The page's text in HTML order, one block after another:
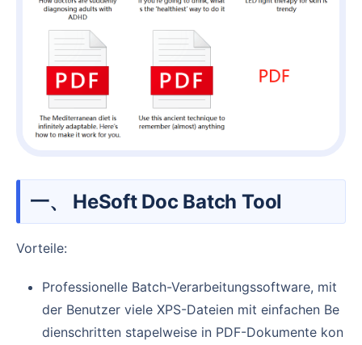
一、 HeSoft Doc Batch Tool
Vorteile:
Professionelle Batch-Verarbeitungssoftware, mit
der Benutzer viele XPS-Dateien mit einfachen Be
dienschritten stapelweise in PDF-Dokumente kon